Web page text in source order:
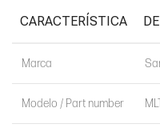
CARACTERÍSTICA
Marca
Modelo / Part number